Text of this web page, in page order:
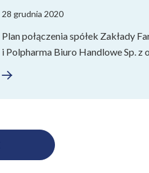
28 grudnia 2020
Plan połączenia spółek Zakłady
i Polpharma Biuro Handlowe Sp. z